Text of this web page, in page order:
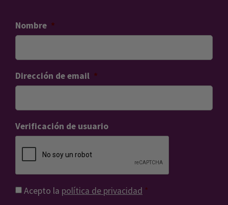
Nombre *
Dirección de email *
Verificación de usuario
Consentimiento *
Acepto la política de privacidad *